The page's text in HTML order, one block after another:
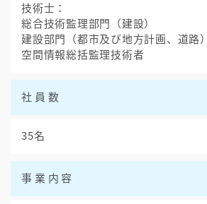
技術士：
総合技術監理部門（建設）
建設部門（都市及び地方計画、道路）
空間情報総括監理技術者
社員数
35名
事業内容